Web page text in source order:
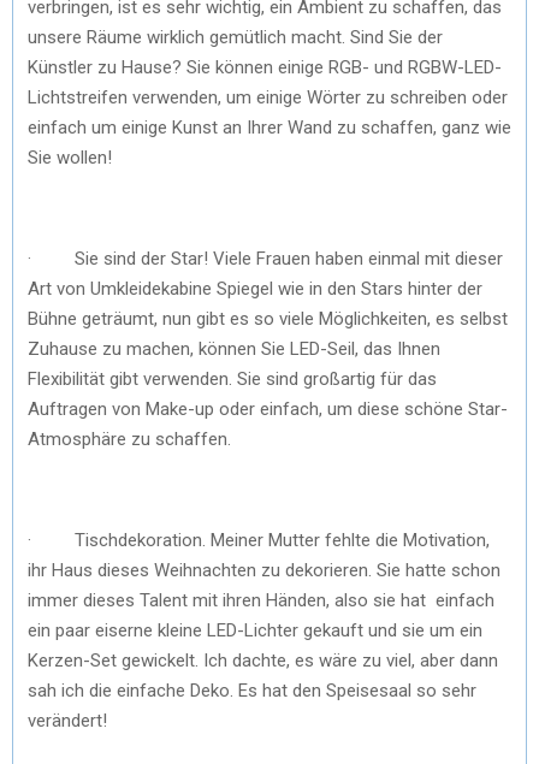
verbringen, ist es sehr wichtig, ein Ambient zu schaffen, das
unsere Räume wirklich gemütlich macht. Sind Sie der
Künstler zu Hause? Sie können einige RGB- und RGBW-LED-
Lichtstreifen verwenden, um einige Wörter zu schreiben oder
einfach um einige Kunst an Ihrer Wand zu schaffen, ganz wie
Sie wollen!
· Sie sind der Star! Viele Frauen haben einmal mit dieser
Art von Umkleidekabine Spiegel wie in den Stars hinter der
Bühne geträumt, nun gibt es so viele Möglichkeiten, es selbst
Zuhause zu machen, können Sie LED-Seil, das Ihnen
Flexibilität gibt verwenden. Sie sind großartig für das
Auftragen von Make-up oder einfach, um diese schöne Star-
Atmosphäre zu schaffen.
· Tischdekoration. Meiner Mutter fehlte die Motivation,
ihr Haus dieses Weihnachten zu dekorieren. Sie hatte schon
immer dieses Talent mit ihren Händen, also sie hat einfach
ein paar eiserne kleine LED-Lichter gekauft und sie um ein
Kerzen-Set gewickelt. Ich dachte, es wäre zu viel, aber dann
sah ich die einfache Deko. Es hat den Speisesaal so sehr
verändert!